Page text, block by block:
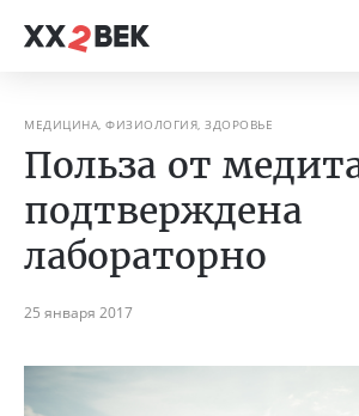
МЕДИЦИНА, ФИЗИОЛОГИЯ, ЗДОРОВЬЕ
Польза от
подтверждена
лабораторно
25 января 2017